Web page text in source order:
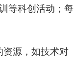
等科创活动；每
资源，如技术对